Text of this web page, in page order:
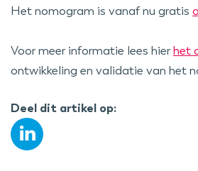
Het nomogram is vanaf nu gratis
Voor meer informatie lees hierhet
ontwikkeling en validatie van het
Deel dit artikel op: